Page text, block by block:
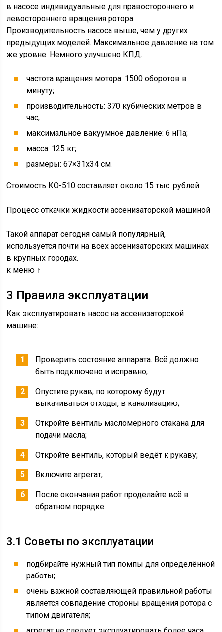
в насосе индивидуальные для правостороннего и
левостороннего вращения ротора.
Производительность насоса выше, чем у других
предыдущих моделей. Максимальное давление на том
же уровне. Немного улучшено КПД.
частота вращения мотора: 1500 оборотов в
минуту;
производительность: 370 кубических метров в
час;
максимальное вакуумное давление: 6 нПа;
масса: 125 кг;
размеры: 67×31х34 см.
Стоимость КО-510 составляет около 15 тыс. рублей.
Процесс откачки жидкости ассенизаторской машиной
Такой аппарат сегодня самый популярный,
используется почти на всех ассенизаторских машинах
в крупных городах.
к меню ↑
3 Правила эксплуатации
Как эксплуатировать насос на ассенизаторской
машине:
Проверить состояние аппарата. Всё должно
быть подключено и исправно;
Опустите рукав, по которому будут
выкачиваться отходы, в канализацию;
Откройте вентиль масломерного стакана для
подачи масла;
Откройте вентиль, который ведёт к рукаву;
Включите агрегат;
После окончания работ проделайте всё в
обратном порядке.
3.1 Советы по эксплуатации
подбирайте нужный тип помпы для определённой
работы;
очень важной составляющей правильной работы
является совпадение стороны вращения ротора с
типом двигателя;